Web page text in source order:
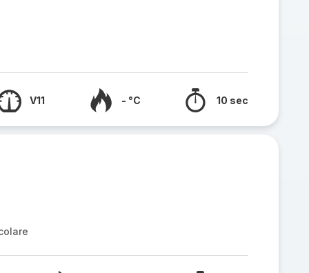
V11 - °C 10 sec